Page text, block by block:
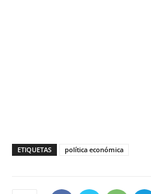
ETIQUETAS política económica